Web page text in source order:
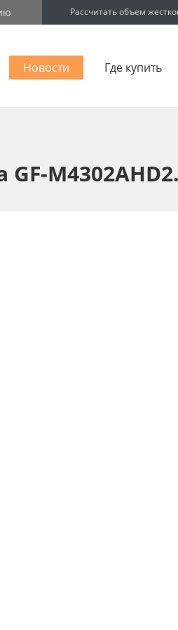
Рассчитать объем
Новости Где купить